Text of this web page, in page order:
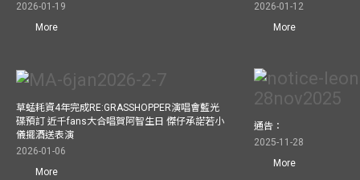
2026-01-19
More
2026-01-12
More
草蜢耗資4年完成RE:GRASSHOPPER演唱會藍光
碟預訂 近千fans大合唱賀阿智生日 傑仔承諾若小
儀擺酒送表演
2026-01-06
More
通告：
2025-11-28
More